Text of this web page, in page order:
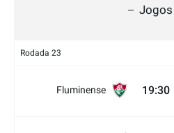
Jogos
Rodada 23
Fluminense 19:30